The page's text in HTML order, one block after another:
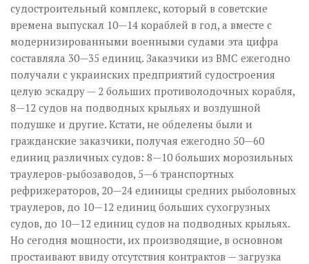
судостроительный комплекс, который в советские
времена выпускал 10—14 кораблей в год, а вместе с
модернизированными военными судами эта цифра
составляла 30—35 единиц. Заказчики из ВМС ежегодно
получали с украинских предприятий судостроения
целую эскадру — 2 больших противолодочных корабля,
8—12 судов на подводных крыльях и воздушной
подуш­ке и другие. Кстати, не обделены были и
гражданские заказчики, получая ежегодно 50—60
единиц различных судов: 8—10 больших морозильных
траулеров-рыбозаводов, 5—6 транспортных
рефрижераторов, 20—24 единицы средних рыболовных
траулеров, до 10—12 единиц больших сухогрузных
судов, до 10—12 единиц судов на подводных крыльях.
Но сегодня мощности, их производящие, в основном
простаивают ввиду отсутствия контрактов — загрузка